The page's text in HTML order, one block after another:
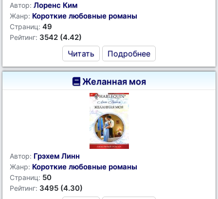
Автор: Лоренс Ким
Жанр: Короткие любовные романы
Страниц: 49
Рейтинг: 3542 (4.42)
Читать Подробнее
Желанная моя
Автор: Грэхем Линн
Жанр: Короткие любовные романы
Страниц: 50
Рейтинг: 3495 (4.30)